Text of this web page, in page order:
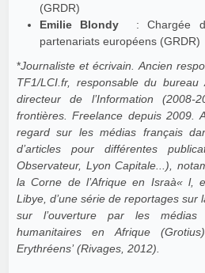
(GRDR)
Emilie Blondy
: Chargée
partenariats européens (GRDR)
*Journaliste et écrivain. Ancien
TF1/LCI.fr, responsable du
directeur de l’Information (2008-
frontières. Freelance depuis 2009.
regard sur les médias français
d’articles pour différentes
Observateur, Lyon Capitale...),
la Corne de l’Afrique en Israà« l,
Libye, d’une série de reportages sur
sur l’ouverture par les médias
humanitaires en Afrique
Erythréens’ (Rivages, 2012).